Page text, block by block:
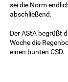
sei die Norm
abschließend.
Der AStA begrüßt
Woche die
einen bunten CSD.